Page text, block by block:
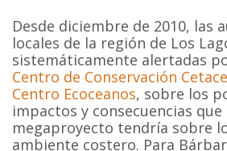
Desde diciembre de 2010, las
locales de la región de Los
sistemáticamente alertadas
Centro de Conservación
Centro Ecoceanos, sobre los
impactos y consecuencias que
megaproyecto tendría sobre
ambiente costero. Para